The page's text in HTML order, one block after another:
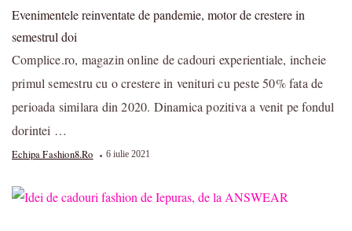
Evenimentele reinventate de pandemie, motor de crestere in
semestrul doi
Complice.ro, magazin online de cadouri experientiale, incheie
primul semestru cu o crestere in venituri cu peste 50% fata de
perioada similara din 2020. Dinamica pozitiva a venit pe fondul
dorintei …
Echipa Fashion8.ro 6 iulie 2021